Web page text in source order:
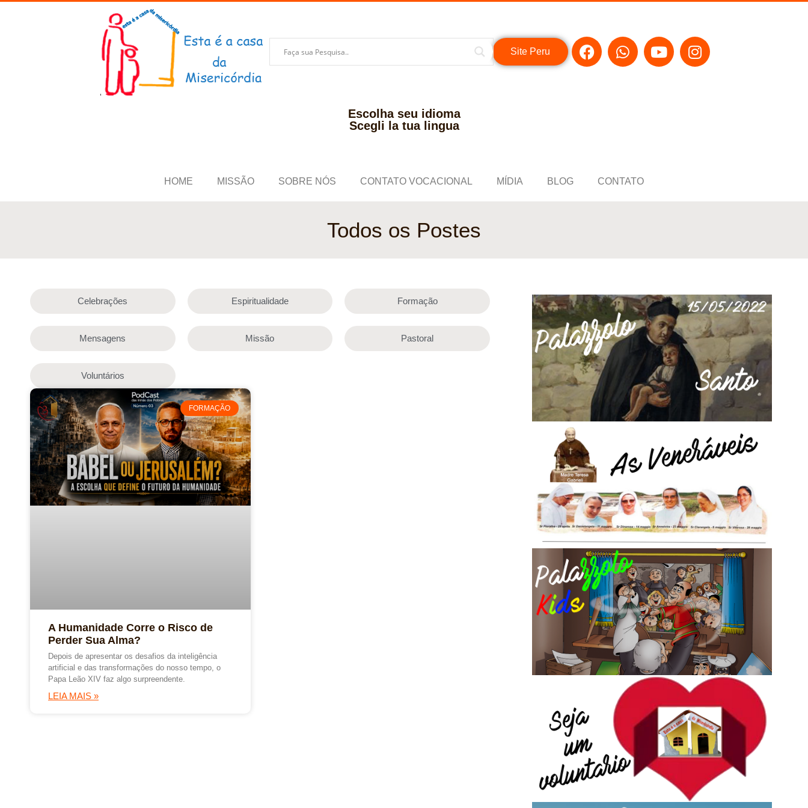
Site Peru
Escolha seu idioma
Scegli la tua lingua
HOME MISSÃO SOBRE NÓS CONTATO VOCACIONAL MÍDIA BLOG CONTATO
Todos os Postes
Celebrações Espiritualidade Formação
Mensagens Missão Pastoral
Voluntários
FORMAÇÃO
A Humanidade Corre o Risco de
Perder Sua Alma?
Depois de apresentar os desafios da inteligência
artificial e das transformações do nosso tempo, o
Papa Leão XIV faz algo surpreendente.
LEIA MAIS »